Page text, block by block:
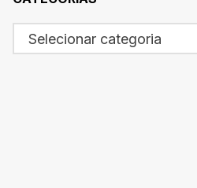
Selecionar categoria